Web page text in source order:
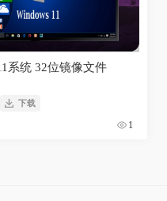
系统 32位镜像文件
下载
1